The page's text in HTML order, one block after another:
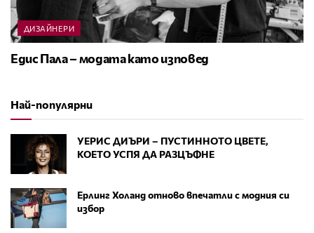
ДИЗАЙНЕРИ
Едис Пала – модата като изповед
Най-популярни
УЕРИС ДИЪРИ – ПУСТИННОТО ЦВЕТЕ,
КОЕТО УСПЯ ДА РАЗЦЪФНЕ
Ерлинг Холанд отново впечатли с модния си
избор